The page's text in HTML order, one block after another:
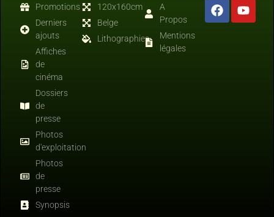
Promotions
Derniers
ajouts
Affiches
de
cinéma
Dossiers
de
presse
Photos
d'exploitation
Photos
de
presse
Synopsis
120x160cm
Belge
Lithographies
A
Propos
Mentions
légales